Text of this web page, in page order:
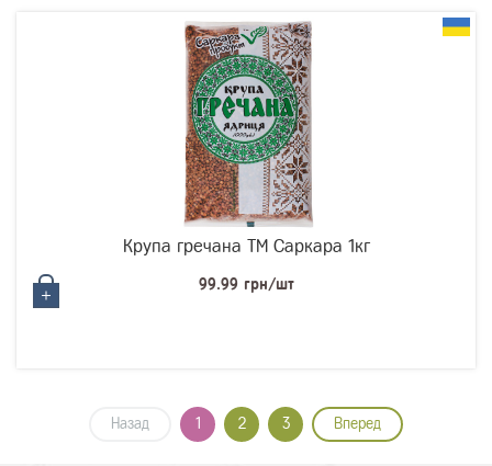
Крупа гречана ТМ Саркара 1кг
99.99 грн/шт
Назад 1 2 3 Вперед